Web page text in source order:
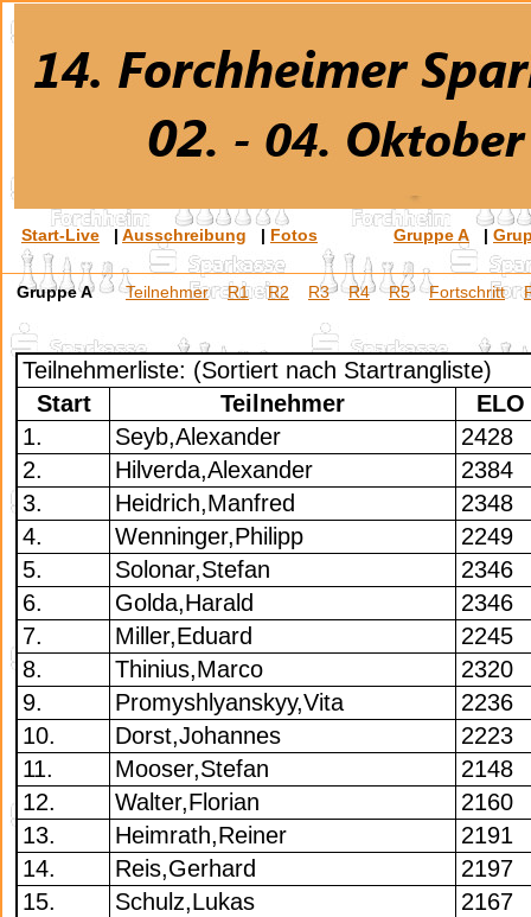
Start-Live | Ausschreibung | Fotos Gruppe A |
Gruppe A Teilnehmer R1 R2 R3 R4 R5 Fortschritt
Teilnehmerliste: (Sortiert nach Startrangliste)
Start
Teilnehmer
ELO
1.
Seyb,Alexander
2428
2.
Hilverda,Alexander
2384
3.
Heidrich,Manfred
2348
4.
Wenninger,Philipp
2249
5.
Solonar,Stefan
2346
6.
Golda,Harald
2346
7.
Miller,Eduard
2245
8.
Thinius,Marco
2320
9.
Promyshlyanskyy,Vita
2236
10.
Dorst,Johannes
2223
11.
Mooser,Stefan
2148
12.
Walter,Florian
2160
13.
Heimrath,Reiner
2191
14.
Reis,Gerhard
2197
15.
Schulz,Lukas
2167